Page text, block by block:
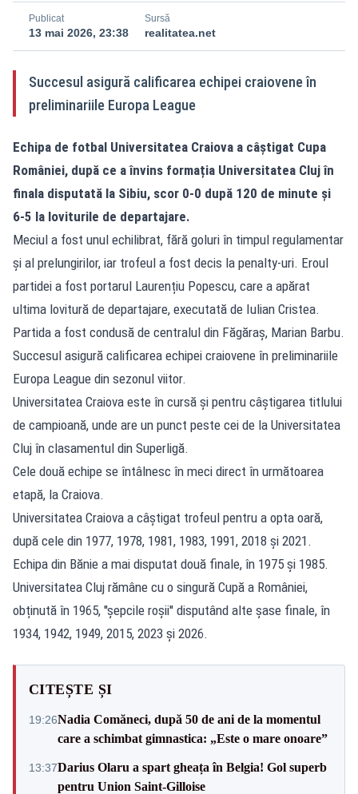
Publicat
13 mai 2026, 23:38
Sursă
realitatea.net
Succesul asigură calificarea echipei craiovene în
preliminariile Europa League
Echipa de fotbal Universitatea Craiova a câștigat Cupa
României, după ce a învins formația Universitatea Cluj în
finala disputată la Sibiu, scor 0-0 după 120 de minute și
6-5 la loviturile de departajare.
Meciul a fost unul echilibrat, fără goluri în timpul regulamentar
și al prelungirilor, iar trofeul a fost decis la penalty-uri. Eroul
partidei a fost portarul Laurențiu Popescu, care a apărat
ultima lovitură de departajare, executată de Iulian Cristea.
Partida a fost condusă de centralul din Făgăraș, Marian Barbu.
Succesul asigură calificarea echipei craiovene în preliminariile
Europa League din sezonul viitor.
Universitatea Craiova este în cursă și pentru câștigarea titlului
de campioană, unde are un punct peste cei de la Universitatea
Cluj în clasamentul din Superligă.
Cele două echipe se întâlnesc în meci direct în următoarea
etapă, la Craiova.
Universitatea Craiova a câștigat trofeul pentru a opta oară,
după cele din 1977, 1978, 1981, 1983, 1991, 2018 și 2021.
Echipa din Bănie a mai disputat două finale, în 1975 și 1985.
Universitatea Cluj rămâne cu o singură Cupă a României,
obținută în 1965, ''șepcile roșii'' disputând alte șase finale, în
1934, 1942, 1949, 2015, 2023 și 2026.
CITEȘTE ȘI
19:26Nadia Comăneci, după 50 de ani de la momentul
care a schimbat gimnastica: „Este o mare onoare”
13:37Darius Olaru a spart gheața în Belgia! Gol superb
pentru Union Saint-Gilloise